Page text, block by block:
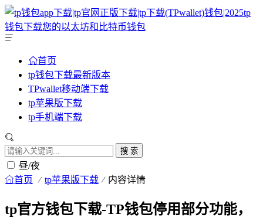
首页
tp钱包下载最新版本
TPwallet移动端下载
tp苹果版下载
tp手机端下载
搜 索
昼/夜
首页 tp苹果版下载 内容详情
tp官方钱包下载-TP钱包停用部分功能，